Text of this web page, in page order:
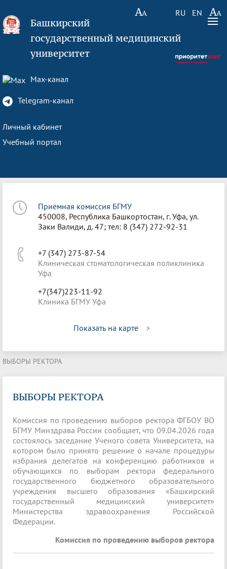
RU EN
Башкирский
государственный медицинский
университет
Max-канал
Telegram-канал
Личный кабинет
Учебный портал
Приёмная комиссия БГМУ
450008, Республика Башкортостан, г. Уфа, ул.
Заки Валиди, д. 47; тел: 8 (347) 272-92-31
+7 (347) 273-87-54
Клиническая стоматологическая поликлиника
Уфа
+7(347)223-11-92
Клиника БГМУ Уфа
Показать на карте
ВЫБОРЫ РЕКТОРА
ВЫБОРЫ РЕКТОРА
Комиссия по проведению выборов ректора ФГБОУ ВО
БГМУ Минздрава России сообщает, что 09.04.2026 года
состоялось заседание Ученого совета Университета, на
котором было принято решение о начале процедуры
избрания делегатов на конференцию работников и
обучающихся по выборам ректора федерального
государственного бюджетного образовательного
учреждения высшего образования «Башкирский
государственный медицинский университет»
Министерства здравоохранения Российской
Федерации.
Комиссия по проведению выборов ректора